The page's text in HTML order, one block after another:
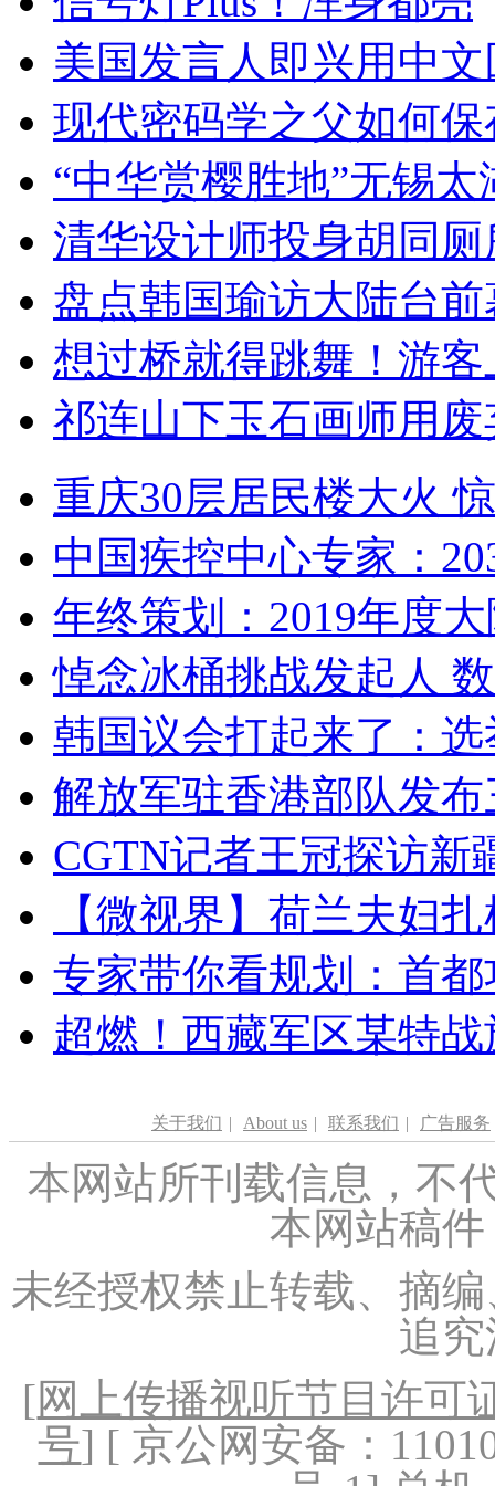
美国发言人即兴用中
现代密码学之父如何
“中华赏樱胜地”无锡
清华设计师投身胡同
盘点韩国瑜访大陆台
想过桥就得跳舞！游客
祁连山下玉石画师用
重庆30层居民楼大火
中国疾控中心专家：
年终策划：2019年度
悼念冰桶挑战发起人
韩国议会打起来了：
解放军驻香港部队发
CGTN记者王冠探访新
【微视界】荷兰夫妇
专家带你看规划：首
超燃！西藏军区某特
关于我们 | About us | 联系我们 | 广告服务
本网站所刊载信息，不
本网站稿
未经授权禁止转载、摘
追
[网上传播视听节目许可
号] [ 京公网安备：